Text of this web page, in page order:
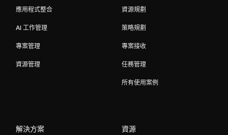
應用程式整合
AI 工作管理
專案管理
資源管理
資源規劃
策略規劃
專案接收
任務管理
所有使用案例
解決方案 資源